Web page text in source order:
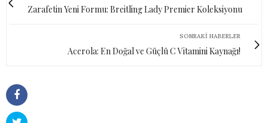
Zarafetin Yeni Formu: Breitling Lady Premier Koleksiyonu
SONRAKI HABERLER
Acerola: En Doğal ve Güçlü C Vitamini Kaynağı!